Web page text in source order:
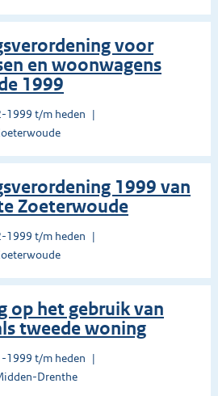
voor
en woonwagens
1999
1999 t/m heden
1999 van
Zoeterwoude
1999 t/m heden
op het gebruik van
tweede woning
1999 t/m heden
Drenthe